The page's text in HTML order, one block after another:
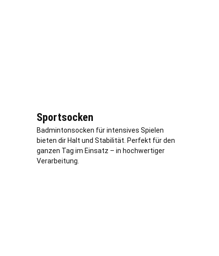
Sportsocken
Badmintonsocken für intensives Spielen
bieten dir Halt und Stabilität. Perfekt für den
ganzen Tag im Einsatz – in hochwertiger
Verarbeitung.